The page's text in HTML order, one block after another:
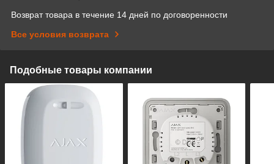
Возврат товара в течение 14 дней по договоренности
Все условия возврата
Подобные товары компании